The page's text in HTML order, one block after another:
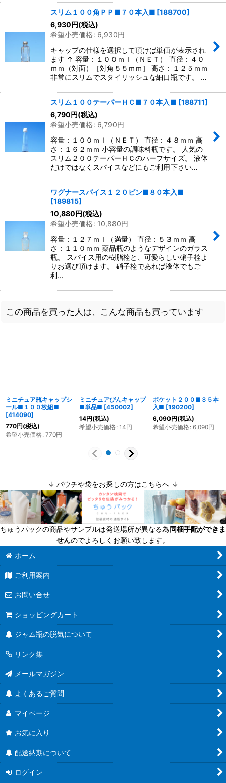
スリム１００角ＰＰ■７０本入■ [188700]
6,930円(税込)
希望小売価格: 6,930円
キャップの仕様を選択して頂けば単価が表示され
ます ↑ 容量：１００ｍｌ（ＮＥＴ） 直径：４０
ｍｍ（対面）［対角５５ｍｍ］ 高さ：１２５ｍｍ
非常にスリムでスタイリッシュな細口瓶です。 …
スリム１００テーパーＨＣ■７０本入■ [188711]
6,790円(税込)
希望小売価格: 6,790円
容量：１００ｍｌ（ＮＥＴ） 直径：４８ｍｍ 高
さ：１６２ｍｍ 小容量の調味料瓶です。 人気の
スリム２００テーパーＨＣのハーフサイズ。 液体
だけではなくスパイスなどにもご利用下さい…
ワグナースパイス１２０ビン■８０本入■
[189815]
10,880円(税込)
希望小売価格: 10,880円
容量：１２７ｍｌ（満量） 直径：５３ｍｍ 高
さ：１１０ｍｍ 薬品瓶のようなデザインのガラス
瓶。 スパイス用の樹脂栓と、可愛らしい硝子栓よ
りお選び頂けます。 硝子栓であれば液体でもご
利…
この商品を買った人は、こんな商品も買っています
ミニチュア瓶キャップシ
ール■１００枚組■
[414090]
770円(税込)
希望小売価格: 770円
ミニチュアびんキャップ
■単品■ [450002]
14円(税込)
希望小売価格: 14円
ポケット２００■３５本
入■ [190200]
6,090円(税込)
希望小売価格: 6,090円
↓ パウチや袋をお探しの方はこちらへ ↓
ちゅうパックの商品やサンプルは発送場所が異なる為同梱手配ができま
せんのでよろしくお願い致します。
ホーム
ご利用案内
お問い合せ
ショッピングカート
ジャム瓶の脱気について
リンク集
メールマガジン
よくあるご質問
マイページ
お気に入り
配送納期について
ログイン